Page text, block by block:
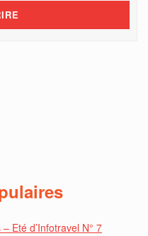
Eté d’Infotravel N° 7